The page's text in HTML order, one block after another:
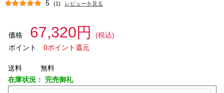
5 (1) レビューを見る
価格 67,320円
(税込)
ポイント
0ポイント還元
送料
無料
在庫状況： 完売御礼